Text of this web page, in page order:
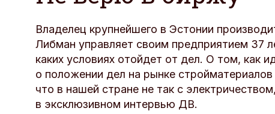
Владелец крупнейшего в Эстонии
Либман управляет своим предприятием 37
каких условиях отойдет от дел. О том, как
о положении дел на рынке
что в нашей стране не так с
в эксклюзивном интервью ДВ.